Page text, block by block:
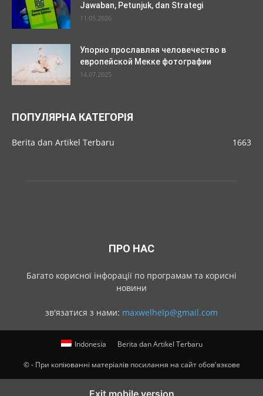
Jawaban, Petunjuk, dan Strategi
11.05.2026
Упорно прославляя человечество в
европейской Мекке фотографии
14.07.2025
ПОПУЛЯРНА КАТЕГОРІЯ
Berita dan Artikel Terbaru 1663
ПРО НАС
Багато корисної інфорації по програмам та корисні
новини
зв'язатися з нами: maxwelhelp@gmail.com
Indonesia Berita dan Artikel Terbaru
© - При копіюванні матеріалів посилання на сайт обов'язкове
Exit mobile version